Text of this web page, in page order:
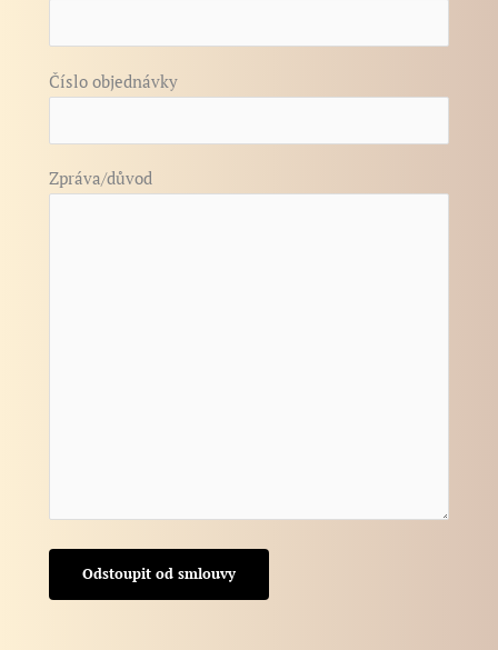
Číslo objednávky
Zpráva/důvod